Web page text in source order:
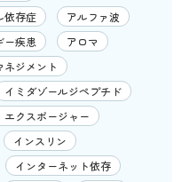
依存症
アルファ波
ー疾患
アロマ
ネジメント
イミダゾールジペプチド
エクスポージャー
インスリン
インターネット依存